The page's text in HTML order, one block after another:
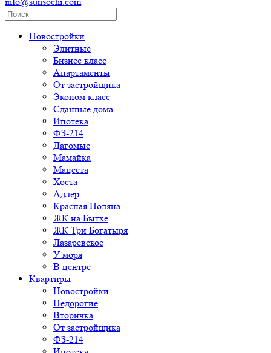
Новостройки
Элитные
Бизнес класс
Апартаменты
От застройщика
Эконом класс
Сданные дома
Ипотека
ФЗ-214
Дагомыс
Мамайка
Мацеста
Хоста
Адлер
Красная Поляна
ЖК на Бытхе
ЖК Три Богатыря
Лазаревское
У моря
В центре
Квартиры
Новостройки
Недорогие
Вторичка
От застройщика
ФЗ-214